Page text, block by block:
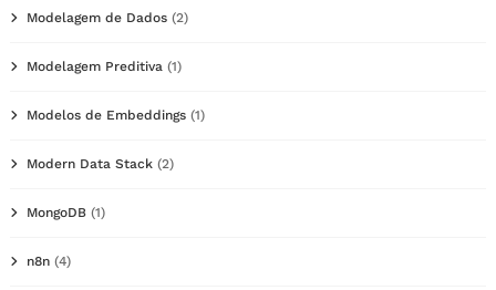
Modelagem de Dados (2)
Modelagem Preditiva (1)
Modelos de Embeddings (1)
Modern Data Stack (2)
MongoDB (1)
n8n (4)